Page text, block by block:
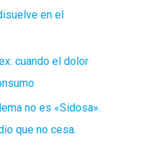
en el
cuando el dolor
no es «Sidosa».
que no cesa.